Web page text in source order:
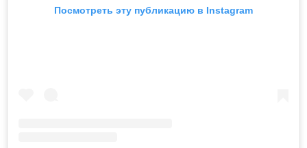
Посмотреть эту публикацию в Instagram